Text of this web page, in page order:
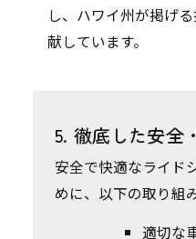
し、ハワイ州が掲げ
献しています。
5. 徹底した安全
安全で快適なライド
めに、以下の取り組
適切な